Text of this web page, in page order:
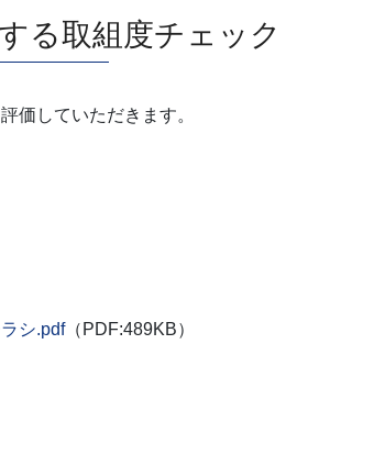
る取組度チェック
価していただきます。
シ.pdf（PDF:489KB）